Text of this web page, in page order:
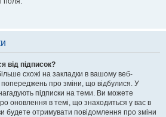
від підписок?
схожі на закладки в вашому веб-
про зміни, що відбулися. У
підписки на теми. Ви можете
оновлення в темі, що знаходиться у вас в
будете отримувати повідомлення про зміни